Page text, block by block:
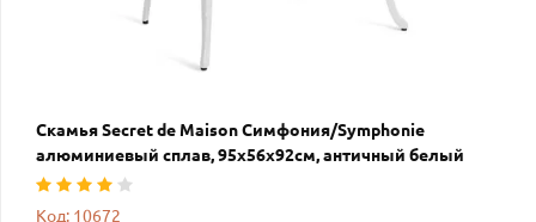
Скамья Secret de Maison Симфония/Symphonie
алюминиевый сплав, 95х56х92см, античный белый
Код: 10672